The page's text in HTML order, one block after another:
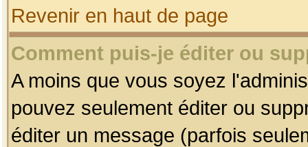
Revenir en haut de page
Comment puis-je éditer ou
A moins que vous soyez
pouvez seulement éditer ou
éditer un message (parfois